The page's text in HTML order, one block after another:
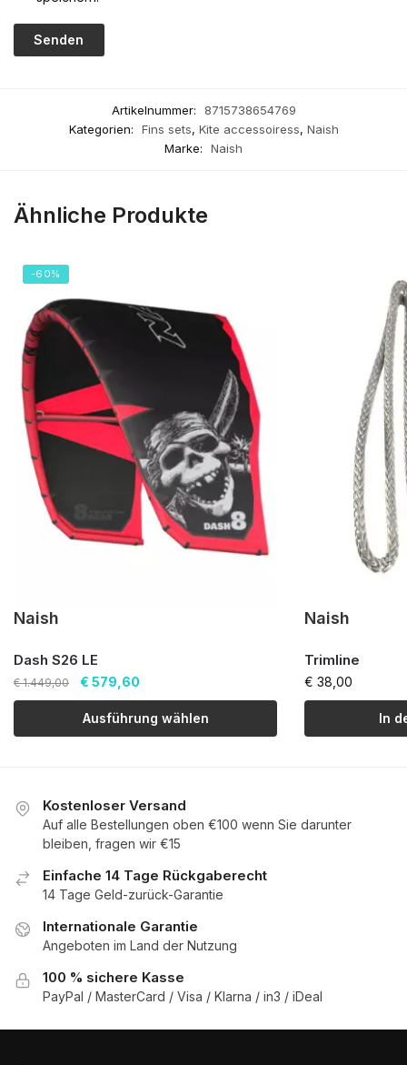
Artikelnummer:
8715738654769
Kategorien:
Fins sets, Kite accessoiress, Naish
Marke:
Naish
Ähnliche Produkte
-60%
Naish
Dash S26 LE
€1.449,00 € 579,60
Ausführung wählen
Naish
Trimline
€ 38,00
In
Kostenloser Versand
Auf alle Bestellungen oben €100 wenn Sie darunter
bleiben, fragen wir €15
Einfache 14 Tage Rückgaberecht
14 Tage Geld-zurück-Garantie
Internationale Garantie
Angeboten im Land der Nutzung
100 % sichere Kasse
PayPal / MasterCard / Visa / Klarna / in3 / iDeal